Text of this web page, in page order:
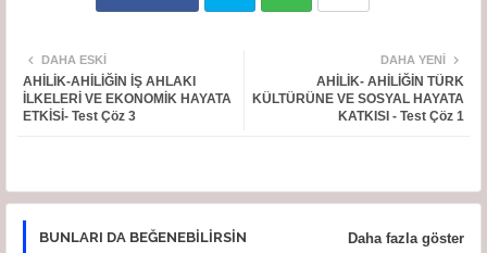
atsa
DAHA YENI
AHİLİK- AHİLİĞİN TÜRK
KÜLTÜRÜNE VE SOSYAL HAYATA
KATKISI - Test Çöz 1
DAHA ESKI
AHİLİK-AHİLİĞİN İŞ AHLAKI
İLKELERİ VE EKONOMİK HAYATA
ETKİSİ- Test Çöz 3
BUNLARI DA BEĞENEBILIRSIN Daha fazla göster